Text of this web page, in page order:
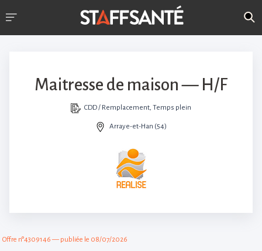
Maitresse de maison — H/F
CDD / Remplacement, Temps plein
Arraye-et-Han (54)
Offre n°4309146 — publiée le 08/07/2026